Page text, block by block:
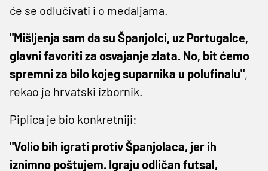
će se odlučivati i o medaljama.
"Mišljenja sam da su Španjolci, uz Portugalce,
glavni favoriti za osvajanje zlata. No, bit ćemo
spremni za bilo kojeg suparnika u polufinalu",
rekao je hrvatski izbornik.
Piplica je bio konkretniji:
"Volio bih igrati protiv Španjolaca, jer ih
iznimno poštujem. Igraju odličan futsal,